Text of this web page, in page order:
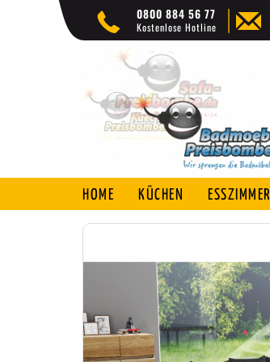
0800 884 56 77
Kostenlose Hotline
HOME KÜCHEN ESSZIMMER